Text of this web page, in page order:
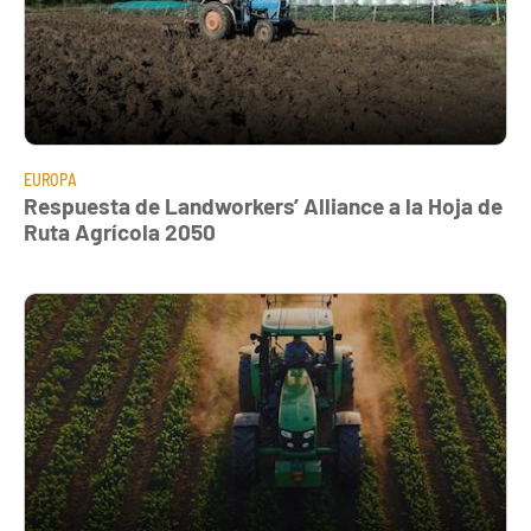
EUROPA
Respuesta de Landworkers’ Alliance a la Hoja de
Ruta Agrícola 2050